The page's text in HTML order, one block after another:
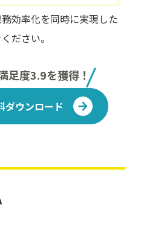
効率化を同時に実現した
ださい。
足度3.9を獲得！
ダウンロード